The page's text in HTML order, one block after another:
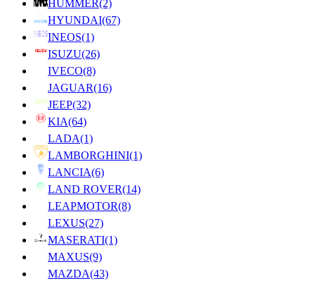
HUMMER(2)
HYUNDAI(67)
INEOS(1)
ISUZU(26)
IVECO(8)
JAGUAR(16)
JEEP(32)
KIA(64)
LADA(1)
LAMBORGHINI(1)
LANCIA(6)
LAND ROVER(14)
LEAPMOTOR(8)
LEXUS(27)
MASERATI(1)
MAXUS(9)
MAZDA(43)